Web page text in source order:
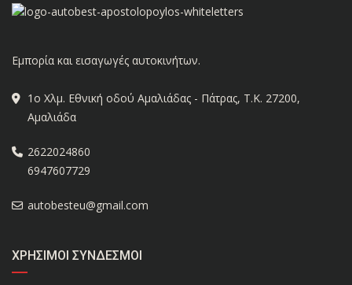
Εμπορία και εισαγωγές αυτοκινήτων.
1ο Χλμ. Εθνική οδού Αμαλιάδας - Πάτρας, Τ.Κ. 27200,
Αμαλιάδα
2622024860
6947607729
autobesteu@gmail.com
ΧΡΉΣΙΜΟΙ ΣΎΝΔΕΣΜΟΙ